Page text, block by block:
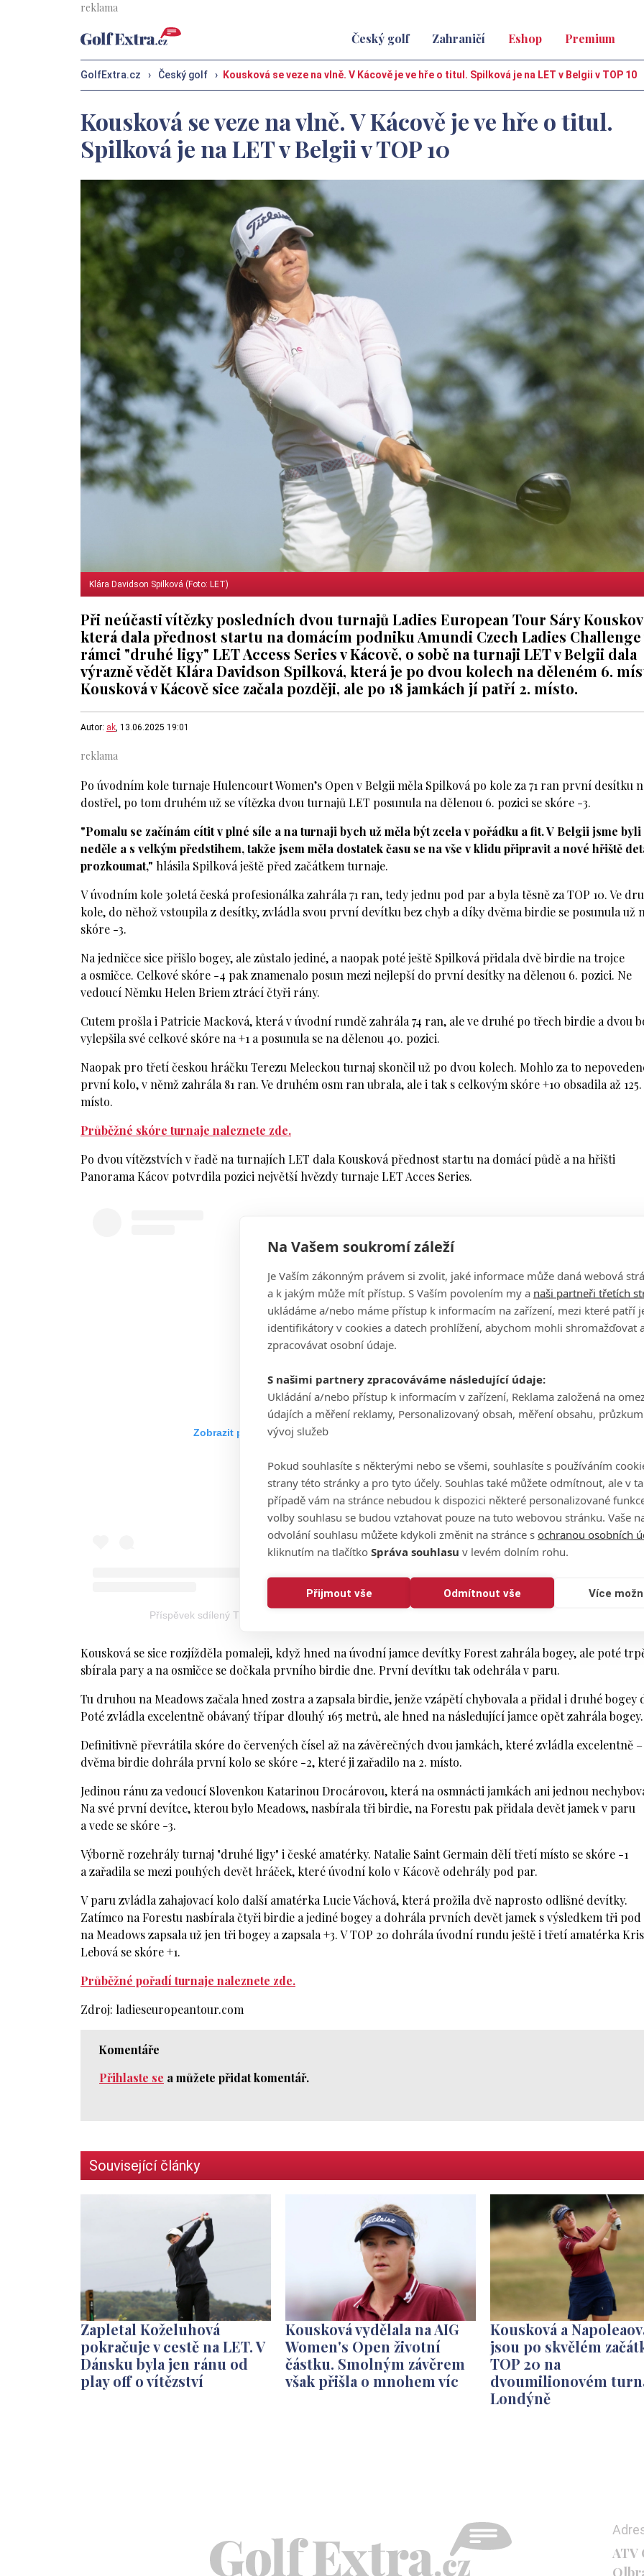
Na Vašem soukromí záleží
Je Vaším zákonným právem si zvolit, jaké informace může daná webová
a k jakým může mít přístup. S Vaším povolením my a naši partneři třetích
ukládáme a/nebo máme přístup k informacím na zařízení, mezi které patří
identifikátory v cookies a datech prohlížení, abychom mohli shromažďovat
zpracovávat osobní údaje.
S našimi partnery zpracováváme následující údaje:
Ukládání a/nebo přístup k informacím v zařízení, Reklama založená na
údajích a měření reklamy, Personalizovaný obsah, měření obsahu,
vývoj služeb
Pokud souhlasíte s některými nebo se všemi, souhlasíte s používáním
strany této stránky a pro tyto účely. Souhlas také můžete odmítnout, ale v
případě vám na stránce nebudou k dispozici některé personalizované
volby souhlasu se budou vztahovat pouze na tuto webovou stránku. Vaše
odvolání souhlasu můžete kdykoli změnit na stránce s ochranou osobních
kliknutím na tlačítko Správa souhlasu v levém dolním rohu.
Přijmout vše Odmítnout vše Více
Český golf Zahraničí Eshop Premium
GolfExtra.cz › Český golf › Kousková se veze na vlně. V Kácově je ve hře o titul. Spilková je na LET v Belgii v TOP 10
Kousková se veze na vlně. V Kácově je ve hře o titul.
Spilková je na LET v Belgii v TOP 10
Klára Davidson Spilková (Foto: LET)
Při neúčasti vítězky posledních dvou turnajů Ladies European Tour Sáry
která dala přednost startu na domácím podniku Amundi Czech Ladies Challenge
rámci "druhé ligy" LET Access Series v Kácově, o sobě na turnaji LET v Belgii dala
výrazně vědět Klára Davidson Spilková, která je po dvou kolech na děleném 6.
Kousková v Kácově sice začala později, ale po 18 jamkách jí patří 2. místo.
Autor: ak, 13.06.2025 19:01
Po úvodním kole turnaje Hulencourt Women’s Open v Belgii měla Spilková po kole za 71 ran první desítku
dostřel, po tom druhém už se vítězka dvou turnajů LET posunula na dělenou 6. pozici se skóre -3.
"Pomalu se začínám cítit v plné síle a na turnaji bych už měla být zcela v pořádku a fit. V Belgii jsme
neděle a s velkým předstihem, takže jsem měla dostatek času se na vše v klidu připravit a nové hřiště
prozkoumat," hlásila Spilková ještě před začátkem turnaje.
V úvodním kole 30letá česká profesionálka zahrála 71 ran, tedy jednu pod par a byla těsně za TOP 10. Ve
kole, do něhož vstoupila z desítky, zvládla svou první devítku bez chyb a díky dvěma birdie se posunula už
skóre -3.
Na jedničce sice přišlo bogey, ale zůstalo jediné, a naopak poté ještě Spilková přidala dvě birdie na trojce
a osmičce. Celkové skóre -4 pak znamenalo posun mezi nejlepší do první desítky na dělenou 6. pozici. Ne
vedoucí Němku Helen Briem ztrácí čtyři rány.
Cutem prošla i Patricie Macková, která v úvodní rundě zahrála 74 ran, ale ve druhé po třech birdie a dvou
vylepšila své celkové skóre na +1 a posunula se na dělenou 40. pozici.
Naopak pro třetí českou hráčku Terezu Meleckou turnaj skončil už po dvou kolech. Mohlo za to
první kolo, v němž zahrála 81 ran. Ve druhém osm ran ubrala, ale i tak s celkovým skóre +10 obsadila až 125.
místo.
Průběžné skóre turnaje naleznete zde.
Po dvou vítězstvích v řadě na turnajích LET dala Kousková přednost startu na domácí půdě a na hřišti
Panorama Kácov potvrdila pozici největší hvězdy turnaje LET Acces Series.
Zobrazit příspěvek na Instagramu
Příspěvek sdílený The LET Access Series (@letaccess)
Kousková se sice rozjížděla pomaleji, když hned na úvodní jamce devítky Forest zahrála bogey, ale poté
sbírala pary a na osmičce se dočkala prvního birdie dne. První devítku tak odehrála v paru.
Tu druhou na Meadows začala hned zostra a zapsala birdie, jenže vzápětí chybovala a přidal i druhé bogey
Poté zvládla excelentně obávaný třípar dlouhý 165 metrů, ale hned na následující jamce opět zahrála bogey.
Definitivně převrátila skóre do červených čísel až na závěrečných dvou jamkách, které zvládla excelentně
dvěma birdie dohrála první kolo se skóre -2, které ji zařadilo na 2. místo.
Jedinou ránu za vedoucí Slovenkou Katarinou Drocárovou, která na osmnácti jamkách ani jednou
Na své první devítce, kterou bylo Meadows, nasbírala tři birdie, na Forestu pak přidala devět jamek v paru
a vede se skóre -3.
Výborně rozehrály turnaj "druhé ligy" i české amatérky. Natalie Saint Germain dělí třetí místo se skóre -1
a zařadila se mezi pouhých devět hráček, které úvodní kolo v Kácově odehrály pod par.
V paru zvládla zahajovací kolo další amatérka Lucie Váchová, která prožila dvě naprosto odlišné devítky.
Zatímco na Forestu nasbírala čtyři birdie a jediné bogey a dohrála prvních devět jamek s výsledkem tři pod
na Meadows zapsala už jen tři bogey a zapsala +3. V TOP 20 dohrála úvodní rundu ještě i třetí amatérka
Lebová se skóre +1.
Průběžné pořadí turnaje naleznete zde.
Zdroj: ladieseuropeantour.com
Komentáře
Přihlaste se a můžete přidat komentář.
Související články
Zapletal Koželuhová
pokračuje v cestě na LET. V
Dánsku byla jen ránu od
play off o vítězství
Kousková vydělala na AIG
Women's Open životní
částku. Smolným závěrem
však přišla o mnohem víc
Kousková a
jsou po skvělém
TOP 20 na
dvoumilionovém
Londýně
ATV